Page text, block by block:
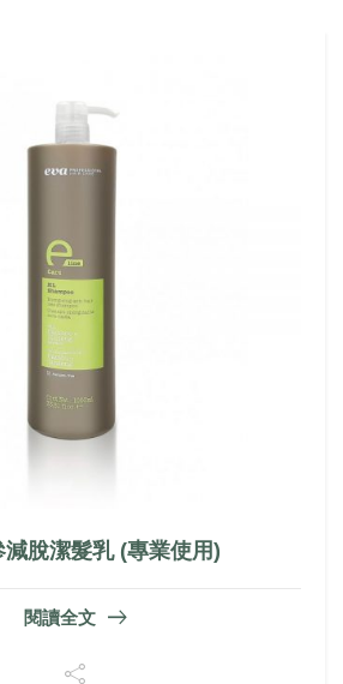
減脫潔髮乳 (專業使用)
閱讀全文